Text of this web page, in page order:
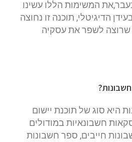
המשימות הללו עשינו
הדיגיטלי, תוכנה זו נחוצה
לשפר את עסקיה
היא סוג של תוכנת יישום
חשבונאיות במודולים
חייבים, ספר חשבונות